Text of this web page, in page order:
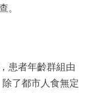
。
患者年齡群組由
了都市人食無定